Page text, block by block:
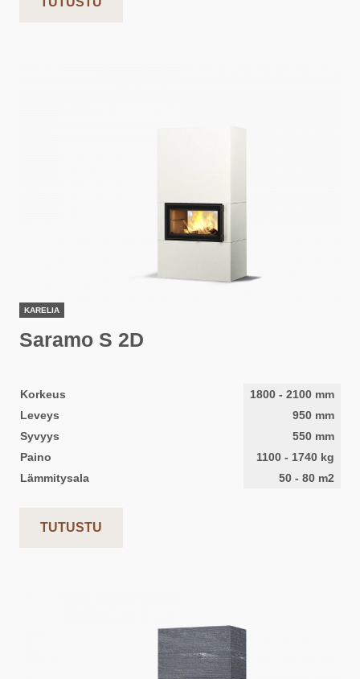
KARELIA
Saramo S 2D
Korkeus 1800 - 2100 mm
Leveys
950 mm
Syvyys
550 mm
Paino
1100 - 1740 kg
Lämmitysala
50 - 80 m2
TUTUSTU